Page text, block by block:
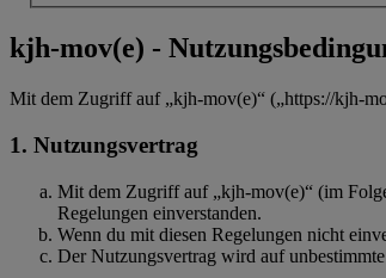
kjh-mov(e) -
Mit dem Zugriff auf „kjh-mov(e)“ („https://kjh-
1. Nutzungsvertrag
Mit dem Zugriff auf „kjh-mov(e)“ (im
Regelungen einverstanden.
Wenn du mit diesen Regelungen nicht
Der Nutzungsvertrag wird auf